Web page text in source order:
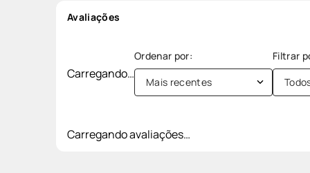
Avaliações
Carregando…
Mais recentes
Carregando avaliações…